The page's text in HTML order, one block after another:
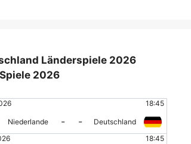
Länderspiele 2026
2026
18:45
Niederlande - -
Deutschland
18:45